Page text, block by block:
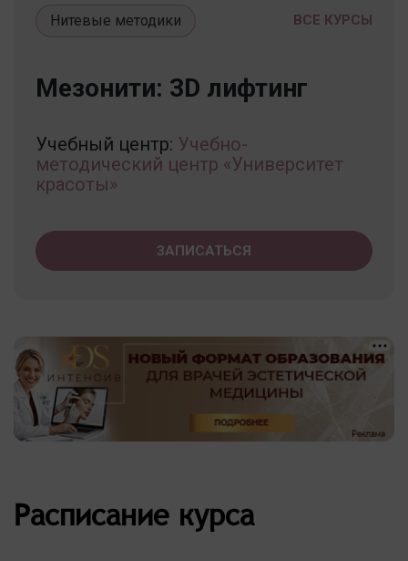
ВСЕ КУРСЫ
Нитевые методики
Мезонити: 3D лифтинг
Учебный центр: Учебно-
методический центр «Университет
красоты»
ЗАПИСАТЬСЯ
Расписание курса